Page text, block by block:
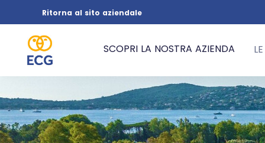
Ritorna al sito aziendale
SCOPRI LA NOSTRA AZIENDA